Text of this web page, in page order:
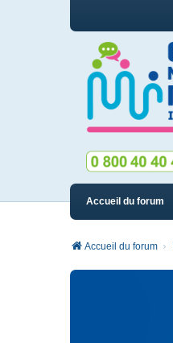
Accueil du forum
Accueil du forum